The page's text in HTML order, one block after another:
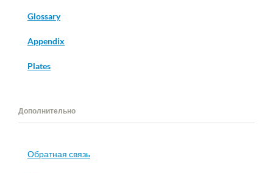
Glossary
Appendix
Plates
Дополнительно
Обратная связь